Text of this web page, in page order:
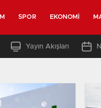
SPOR EKONOMI
Yayın Akışları